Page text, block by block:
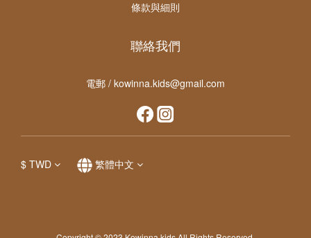
條款與細則
聯絡我們
電郵 / kowinna.kids@gmail.com
$ TWD 繁體中文